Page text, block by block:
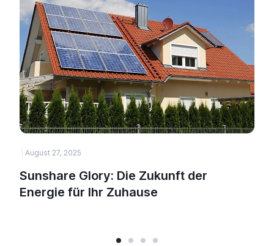
August 27, 2025
Sunshare Glory: Die Zukunft der
Energie für Ihr Zuhause